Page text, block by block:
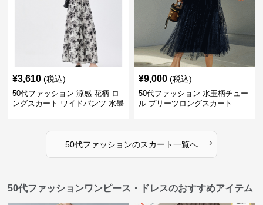
¥3,610 (税込)
50代ファッション 涼感 花柄 ロ
ングスカート ワイドパンツ 水墨
¥9,000 (税込)
50代ファッション 水玉柄チュー
ル プリーツロングスカート
50代ファッションのスカート一覧へ ›
50代ファッションワンピース・ドレスのおすすめアイテム